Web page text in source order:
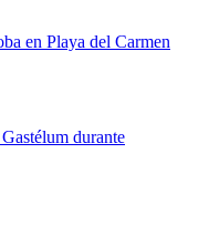
en Playa del Carmen
durante